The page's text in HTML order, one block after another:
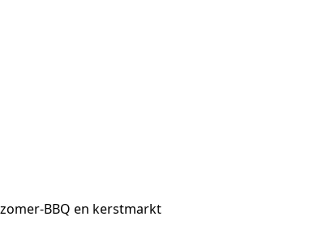
BBQ en kerstmarkt